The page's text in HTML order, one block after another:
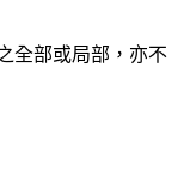
全部或局部，亦不